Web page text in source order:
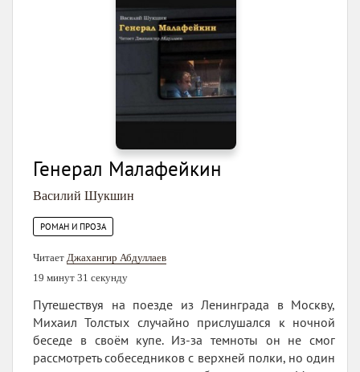
Генерал Малафейкин
Василий Шукшин
РОМАН И ПРОЗА
Читает Джахангир Абдуллаев
19 минут 31 секунду
Путешествуя на поезде из Ленинграда в Москву,
Михаил Толстых случайно прислушался к ночной
беседе в своём купе. Из-за темноты он не смог
рассмотреть собеседников с верхней полки, но один